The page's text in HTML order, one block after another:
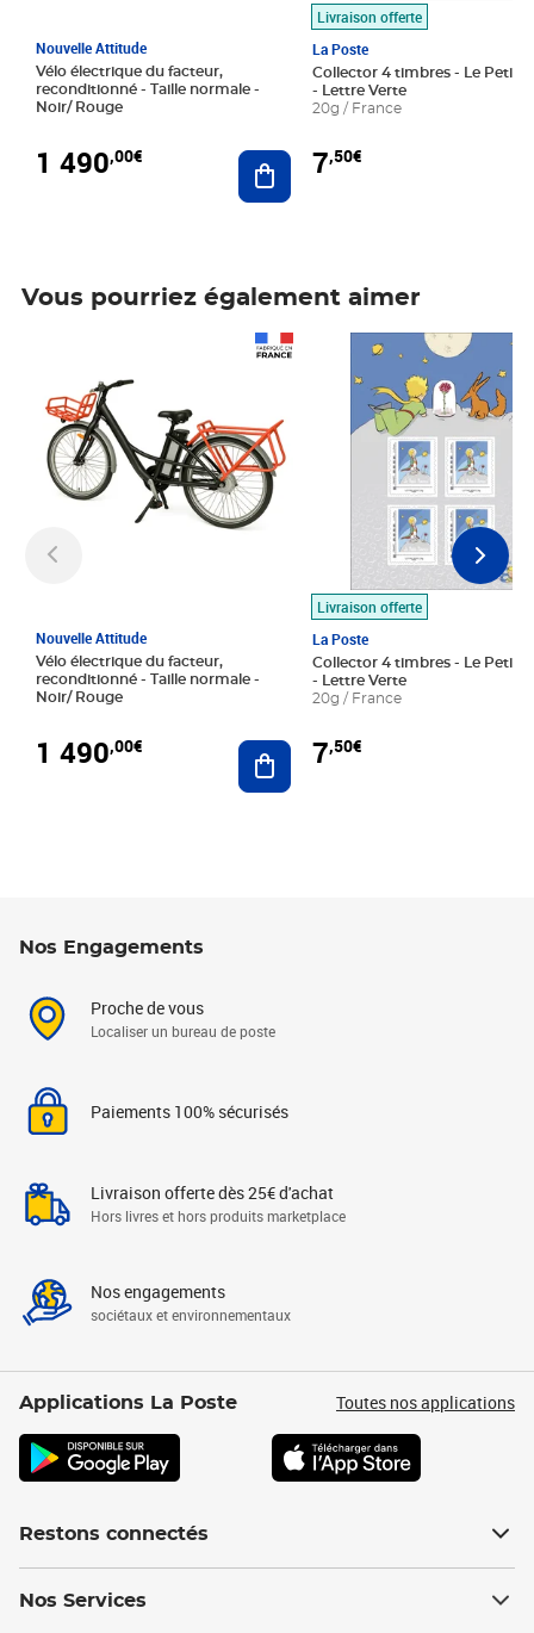
Nouvelle Attitude
Vélo électrique du facteur,
reconditionné - Taille normale -
Noir/ Rouge
1 490,00€ Ajouter au panier
Livraison offerte
La Poste
Collector 4 timbres - Le Petit
- Lettre Verte
20g / France
7,50€
Vous pourriez également aimer
Nouvelle Attitude
Vélo électrique du facteur,
reconditionné - Taille normale -
Noir/ Rouge
1 490,00€ Ajouter au panier
Livraison offerte
La Poste
Collector 4 timbres - Le Petit
- Lettre Verte
20g / France
7,50€
Prix 7,50€
Nos Engagements
Proche de vous
Localiser un bureau de poste
Paiements 100% sécurisés
Livraison offerte dès 25€ d'achat
Hors livres et hors produits marketplace
Nos engagements
sociétaux et environnementaux
Applications La Poste Toutes nos applications
Restons connectés
Nos Services